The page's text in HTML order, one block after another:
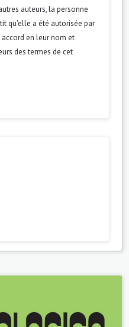
auteurs, la personne
qu'elle a été autorisée par
en leur nom et
des termes de cet